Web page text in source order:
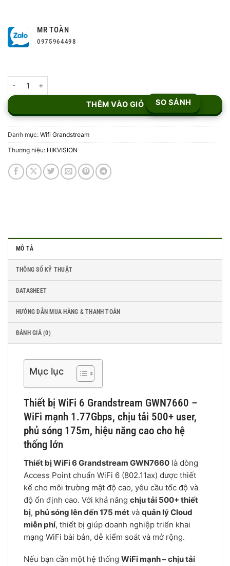
MR TOÀN
0975964498
THÊM VÀO GIỎ SO SÁNH
Danh mục: Wifi Grandstream
Thương hiệu: HIKVISION
MÔ TẢ
THÔNG SỐ KỸ THUẬT
DATASHEET
HƯỚNG DẪN MUA HÀNG & THANH TOÁN
ĐÁNH GIÁ (0)
Mục lục
Thiết bị WiFi 6 Grandstream GWN7660 –
WiFi mạnh 1.77Gbps, chịu tải 500+ user,
phủ sóng 175m, hiệu năng cao cho hệ
thống lớn
Thiết bị WiFi 6 Grandstream GWN7660 là dòng
Access Point chuẩn WiFi 6 (802.11ax) được thiết
kế cho môi trường mật độ cao, yêu cầu tốc độ và
độ ổn định cao. Với khả năng chịu tải 500+ thiết
bị, phủ sóng lên đến 175 mét và quản lý Cloud
miễn phí, thiết bị giúp doanh nghiệp triển khai
mạng WiFi bài bản, dễ kiểm soát và mở rộng.
Nếu bạn cần một hệ thống WiFi mạnh – chịu tải